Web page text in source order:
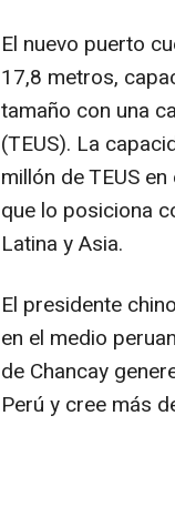
El nuevo puerto
17,8 metros,
tamaño con una
(TEUS). La
millón de TEUS
que lo posiciona
Latina yAsia.
El presidente
en el medio
de Chancay
Perú y cree más